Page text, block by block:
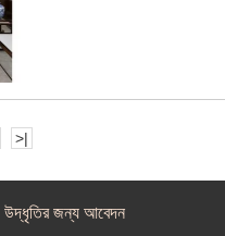
>|
উদ্ধৃতির জন্য আবেদন